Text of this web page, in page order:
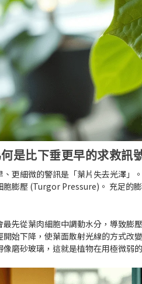
是比下垂更早的求救訊
、更細微的警訊是「葉片失去光澤 」
胞膨壓 (Turgor Pressure) 。 充足的
先從葉肉細胞中調動水分，導致膨
始下降，使葉面散射光線的方式改
磨砂玻璃，這就是植物在用極微弱